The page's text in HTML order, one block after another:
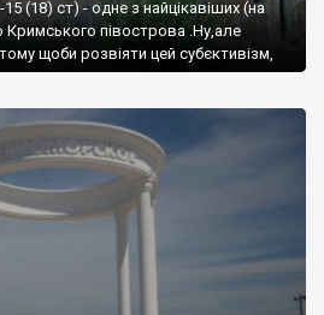
(18) ст) - одне з найцікавіших (на
півострова .Ну,але
щоби розвіяти цей субєктивізм,